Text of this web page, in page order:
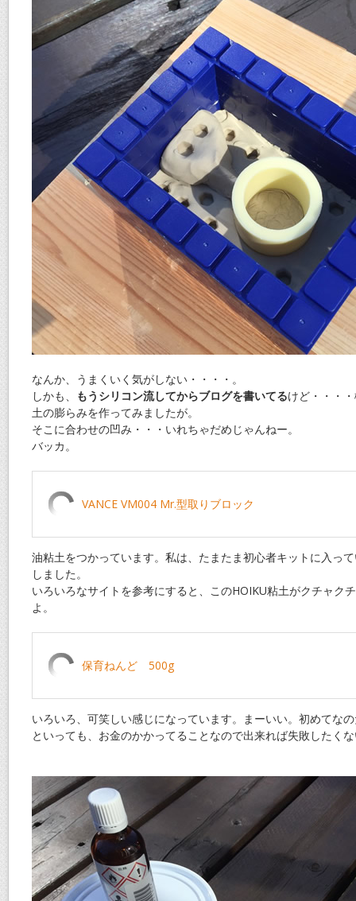
なんか、うまくいく気がしない・・・・。
しかも、
もうシリコン流してからブログを書いてるけど・・・
土の膨らみを作ってみましたが。
そこに合わせの凹み・・・いれちゃだめじゃんねー。
バッカ。
VANCE VM004 Mr.型取りブロック
油粘土をつかっています。私は、たまたま初心者キットに入っ
しました。
いろいろなサイトを参考にすると、このHOIKU粘土がクチャク
よ。
保育ねんど 500g
いろいろ、可笑しい感じになっています。まーいい。初めてな
といっても、お金のかかってることなので出来れば失敗したく